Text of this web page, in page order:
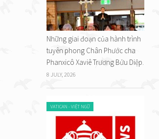
Những giai đoạn của hành trình
tuyên phong Chân Phước cha
Phanxicô Xaviê Trương Bửu Diệp.
8 JULY, 2026
VATICAN - VIỆT NGỮ